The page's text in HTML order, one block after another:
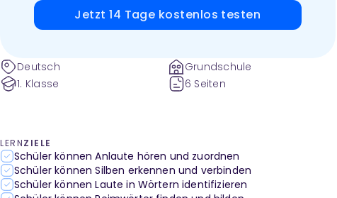
Jetzt 14 Tage kostenlos testen
Deutsch
1. Klasse
Grundschule
6 Seiten
LERNZIELE
Schüler können Anlaute hören und zuordnen
Schüler können Silben erkennen und verbinden
Schüler können Laute in Wörtern identifizieren